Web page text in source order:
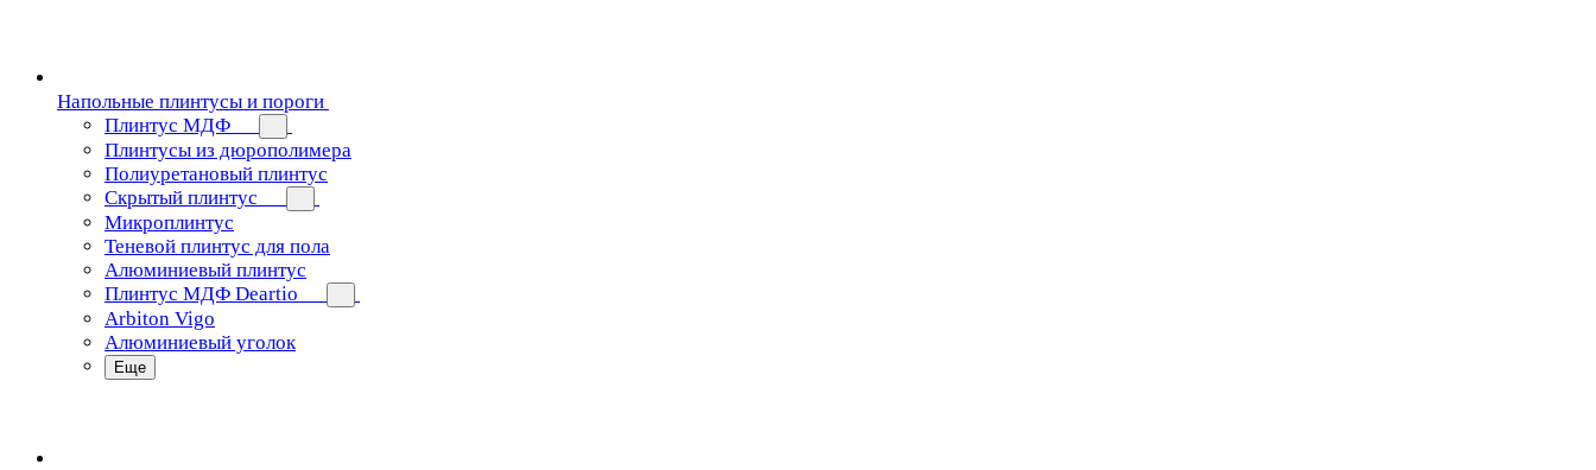
Напольные плинтусы и пороги
Плинтус МДФ
Плинтусы из дюрополимера
Полиуретановый плинтус
Скрытый плинтус
Микроплинтус
Теневой плинтус для пола
Алюминиевый плинтус
Плинтус МДФ Deartio
Arbiton Vigo
Алюминиевый уголок
Еще